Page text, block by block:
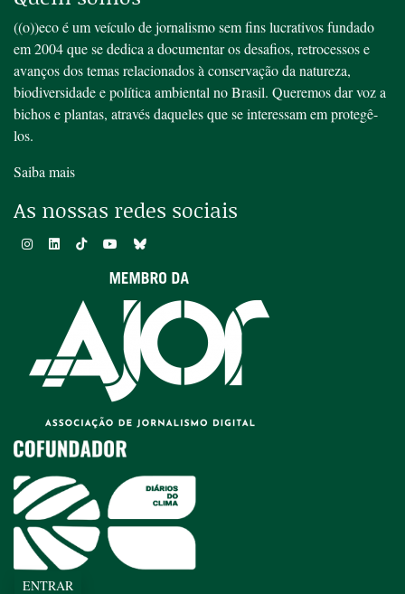
((o))eco é um veículo de jornalismo sem fins lucrativos fundado
em 2004 que se dedica a documentar os desafios, retrocessos e
avanços dos temas relacionados à conservação da natureza,
biodiversidade e política ambiental no Brasil. Queremos dar voz a
bichos e plantas, através daqueles que se interessam em protegê-
los.
Saiba mais
As nossas redes sociais
ENTRAR